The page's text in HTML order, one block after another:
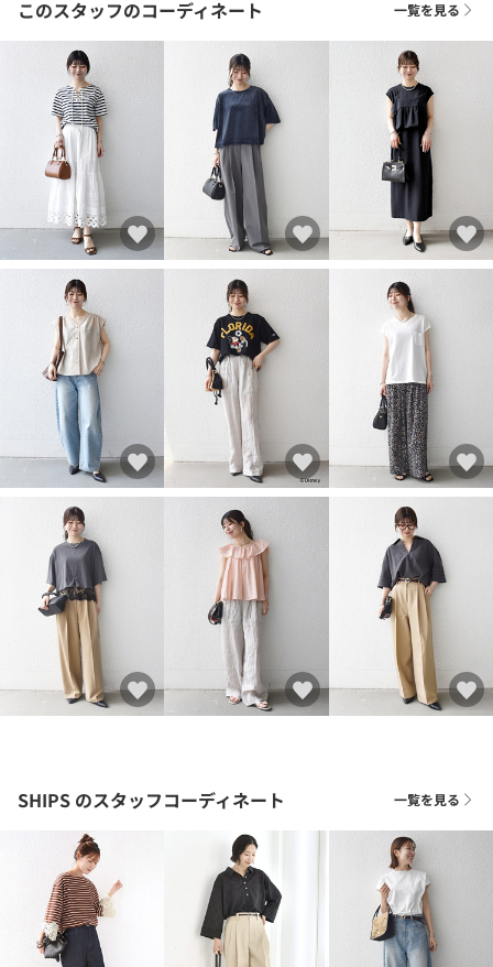
このスタッフのコーディネート 一覧を見る
SHIPS のスタッフコーディネート 一覧を見る